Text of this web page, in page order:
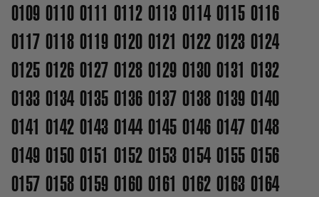
0109 0110 0111 0112 0113 0114 0115 0116
0117 0118 0119 0120 0121 0122 0123 0124
0125 0126 0127 0128 0129 0130 0131 0132
0133 0134 0135 0136 0137 0138 0139 0140
0141 0142 0143 0144 0145 0146 0147 0148
0149 0150 0151 0152 0153 0154 0155 0156
0157 0158 0159 0160 0161 0162 0163 0164